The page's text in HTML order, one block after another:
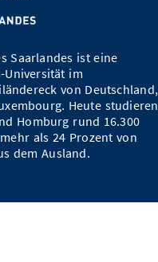
Saarlandes ist eine
Universität im
von Deutschland,
Heute studieren
Homburg rund 16.300
als 24 Prozent von
dem Ausland.